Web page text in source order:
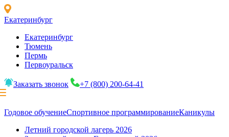
Екатеринбург
Екатеринбург
Тюмень
Пермь
Первоуральск
Заказать звонок +7 (800) 200-64-41
Годовое обучениеСпортивное программированиеКаникулы
Летний городской лагерь 2026